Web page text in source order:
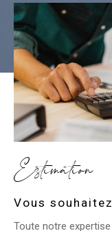
Estimation
Vous
Toute notre